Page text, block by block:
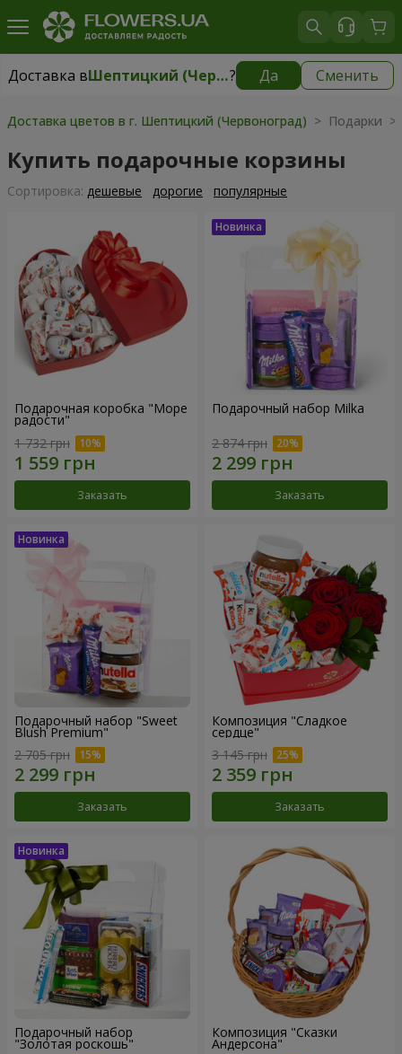
Доставка в Шептицкий (Червоноград)? Да Сменить
Доставка вШептицкий (Червоноград) 1710 грн
Доставка цветов в г. Шептицкий (Червоноград) > Подарки >
Купить подарочные корзины
Cортировка: дешевые дорогие популярные
Подарочная коробка "Море
радости"
1 732 грн
Заказать
Подарочный набор Milka
2 874 грн
Заказать
Подарочный набор "Sweet
Blush Premium"
2 705 грн
Заказать
Композиция "Сладкое
сердце"
3 145 грн
Заказать
Подарочный набор
"Золотая роскошь"
Композиция "Сказки
Андерсона"